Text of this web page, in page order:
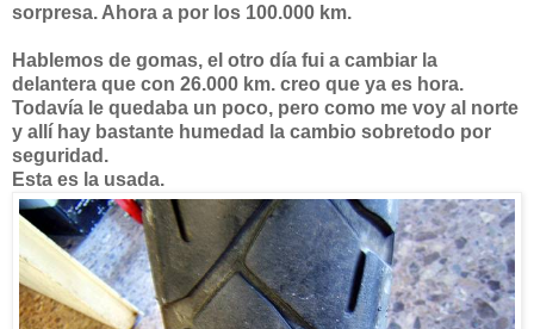
sorpresa. Ahora a por los 100.000 km.
Hablemos de gomas, el otro día fui a cambiar la
delantera que con 26.000 km. creo que ya es hora.
Todavía le quedaba un poco, pero como me voy al norte
y allí hay bastante humedad la cambio sobretodo por
seguridad.
Esta es la usada.